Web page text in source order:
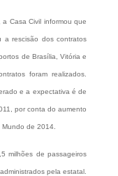
Casa Civil informou que
a rescisão dos contratos
de Brasília, Vitória e
foram realizados.
e a expectativa é de
por conta do aumento
de 2014.
milhões de passageiros
pela estatal.